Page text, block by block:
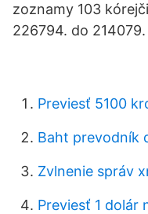
zoznamy 103
226794. do 214079.
Previesť 5100
Baht prevodník
Zvlnenie správ
Previesť 1 dolár